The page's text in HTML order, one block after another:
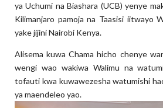
ya Uchumi na Biashara (UCB) yenye
Kilimanjaro pamoja na Taasisi iitwayo
yake jijini Nairobi Kenya.
Alisema kuwa Chama hicho chenye
wengi wao wakiwa Walimu na
tofauti kwa kuwawezesha watumishi
ya maendeleo yao.